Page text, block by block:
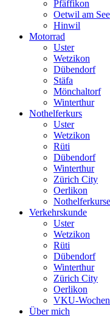
Pfäffikon
Oetwil am See
Hinwil
Motorrad
Uster
Wetzikon
Dübendorf
Stäfa
Mönchaltorf
Winterthur
Nothelferkurs
Uster
Wetzikon
Rüti
Dübendorf
Winterthur
Zürich City
Oerlikon
Verkehrskunde
Uster
Wetzikon
Rüti
Dübendorf
Winterthur
Zürich City
Oerlikon
VKU-
Über mich